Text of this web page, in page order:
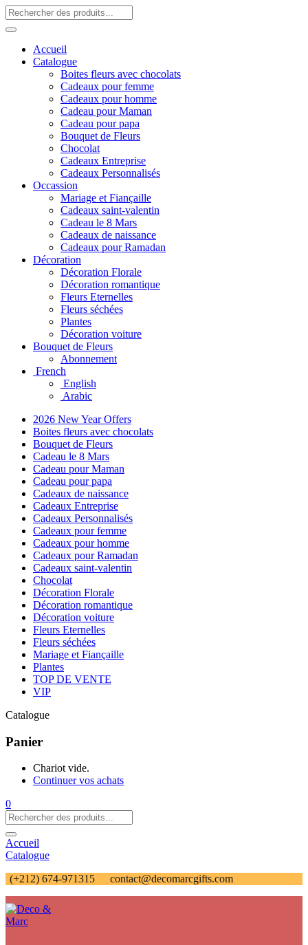
Accueil
Catalogue
Boites fleurs avec chocolats
Cadeaux pour femme
Cadeaux pour homme
Cadeau pour Maman
Cadeau pour papa
Bouquet de Fleurs
Chocolat
Cadeaux Entreprise
Cadeaux Personnalisés
Occassion
Mariage et Fiançaille
Cadeaux saint-valentin
Cadeau le 8 Mars
Cadeaux de naissance
Cadeaux pour Ramadan
Décoration
Décoration Florale
Décoration romantique
Fleurs Eternelles
Fleurs séchées
Plantes
Décoration voiture
Bouquet de Fleurs
Abonnement
French
English
Arabic
2026 New Year Offers
Boites fleurs avec chocolats
Bouquet de Fleurs
Cadeau le 8 Mars
Cadeau pour Maman
Cadeau pour papa
Cadeaux de naissance
Cadeaux Entreprise
Cadeaux Personnalisés
Cadeaux pour femme
Cadeaux pour homme
Cadeaux pour Ramadan
Cadeaux saint-valentin
Chocolat
Décoration Florale
Décoration romantique
Décoration voiture
Fleurs Eternelles
Fleurs séchées
Mariage et Fiançaille
Plantes
TOP DE VENTE
VIP
Catalogue
Panier
Chariot vide.
Continuer vos achats
0
Accueil
Catalogue
(+212) 674-971315
contact@decomarcgifts.com